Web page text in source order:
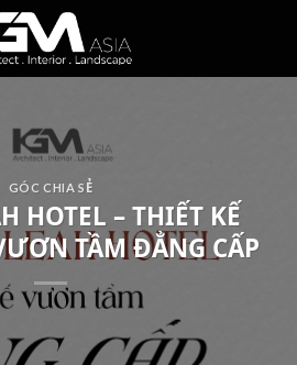
GÓC CHIA SẺ
HOTEL – THIẾT KẾ
TẦM ĐẲNG CẤP